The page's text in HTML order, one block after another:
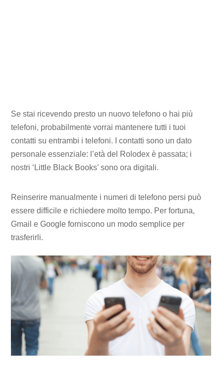
Se stai ricevendo presto un nuovo telefono o hai più
telefoni, probabilmente vorrai mantenere tutti i tuoi
contatti su entrambi i telefoni. I contatti sono un dato
personale essenziale: l’età del Rolodex è passata; i
nostri ‘Little Black Books’ sono ora digitali.
Reinserire manualmente i numeri di telefono persi può
essere difficile e richiedere molto tempo. Per fortuna,
Gmail e Google forniscono un modo semplice per
trasferirli.